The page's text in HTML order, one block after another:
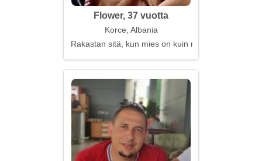
Flower, 37 vuotta
Korce, Albania
Rakastan sitä, kun mies on kuin runo